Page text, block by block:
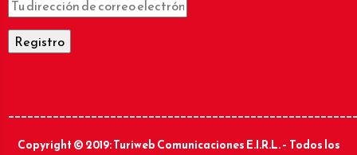
Copyright © 2019: Turiweb Comunicaciones E.I.R.L. – Todos los